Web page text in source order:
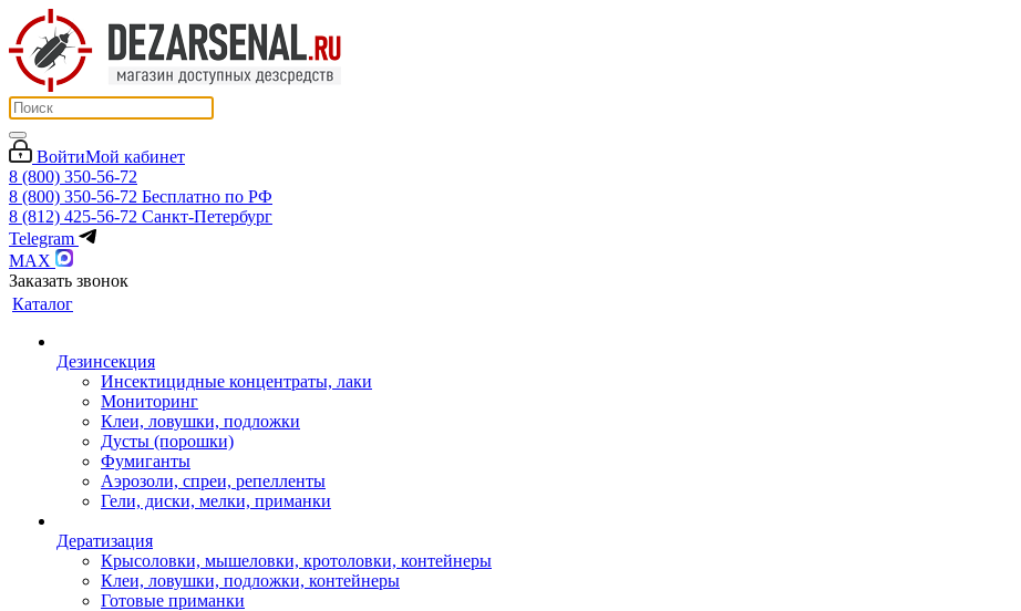
ВойтиМой кабинет
8 (800) 350-56-72
8 (800) 350-56-72 Бесплатно по РФ
8 (812) 425-56-72 Санкт-Петербург
Telegram
MAX
Заказать звонок
Каталог
Дезинсекция
Инсектицидные концентраты, лаки
Мониторинг
Клеи, ловушки, подложки
Дусты (порошки)
Фумиганты
Аэрозоли, спреи, репелленты
Гели, диски, мелки, приманки
Дератизация
Крысоловки, мышеловки, кротоловки, контейнеры
Клеи, ловушки, подложки, контейнеры
Готовые приманки